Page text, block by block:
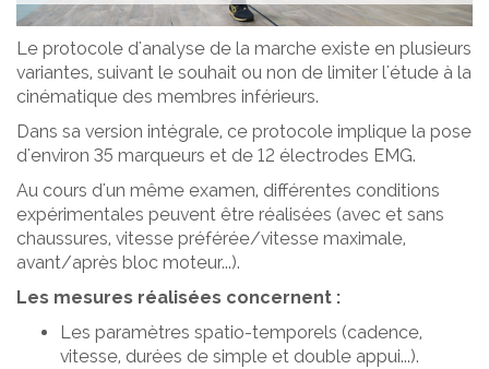
Le protocole d'analyse de la marche existe en plusieurs
variantes, suivant le souhait ou non de limiter l'étude à la
cinématique des membres inférieurs.
Dans sa version intégrale, ce protocole implique la pose
d'environ 35 marqueurs et de 12 électrodes EMG.
Au cours d'un même examen, différentes conditions
expérimentales peuvent être réalisées (avec et sans
chaussures, vitesse préférée/vitesse maximale,
avant/après bloc moteur...).
Les mesures réalisées concernent :
Les paramètres spatio-temporels (cadence,
vitesse, durées de simple et double appui...).